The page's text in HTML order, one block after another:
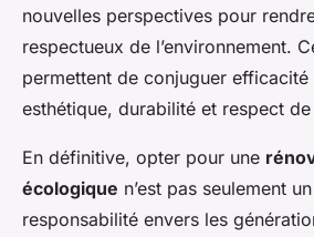
nouvelles perspectives pour
respectueux de l’environnement.
permettent de conjuguer efficacité
esthétique, durabilité et respect de
En définitive, opter pour une
écologique n’est pas seulement
responsabilité envers les